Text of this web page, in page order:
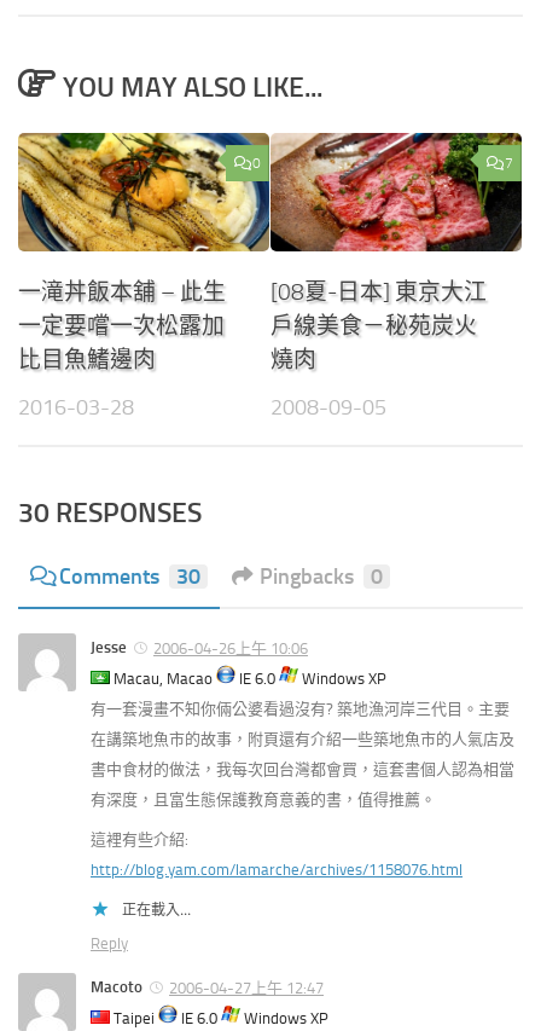
YOU MAY ALSO LIKE...
0
一滝丼飯本舖 – 此生
一定要嚐一次松露加
比目魚鰭邊肉
2016-03-28
7
[08夏-日本] 東京大江
戶線美食－秘苑炭火
燒肉
2008-09-05
30 RESPONSES
Comments 30 Pingbacks 0
Jesse
2006-04-26上午 10:06
Macau, Macao
IE 6.0
Windows XP
有一套漫畫不知你倆公婆看過沒有? 築地漁河岸三代目。主要
在講築地魚市的故事，附頁還有介紹一些築地魚市的人氣店及
書中食材的做法，我每次回台灣都會買，這套書個人認為相當
有深度，且富生態保護教育意義的書，值得推薦。
這裡有些介紹:
http://blog.yam.com/lamarche/archives/1158076.html
正在載入...
Reply
Macoto
2006-04-27上午 12:47
Taipei
IE 6.0
Windows XP